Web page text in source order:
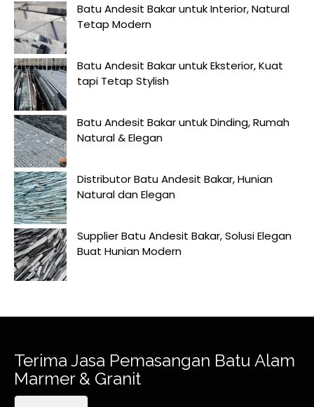
Batu Andesit Bakar untuk Interior, Natural
Tetap Modern
Batu Andesit Bakar untuk Eksterior, Kuat
tapi Tetap Stylish
Batu Andesit Bakar untuk Dinding, Rumah
Natural & Elegan
Distributor Batu Andesit Bakar, Hunian
Natural dan Elegan
Supplier Batu Andesit Bakar, Solusi Elegan
Buat Hunian Modern
Terima Jasa Pemasangan Batu Alam
Marmer & Granit